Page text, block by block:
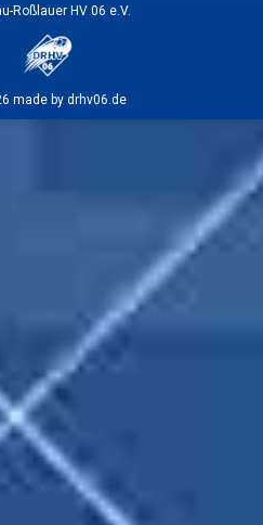
Roßlauer HV 06 e.V.
made by drhv06.de